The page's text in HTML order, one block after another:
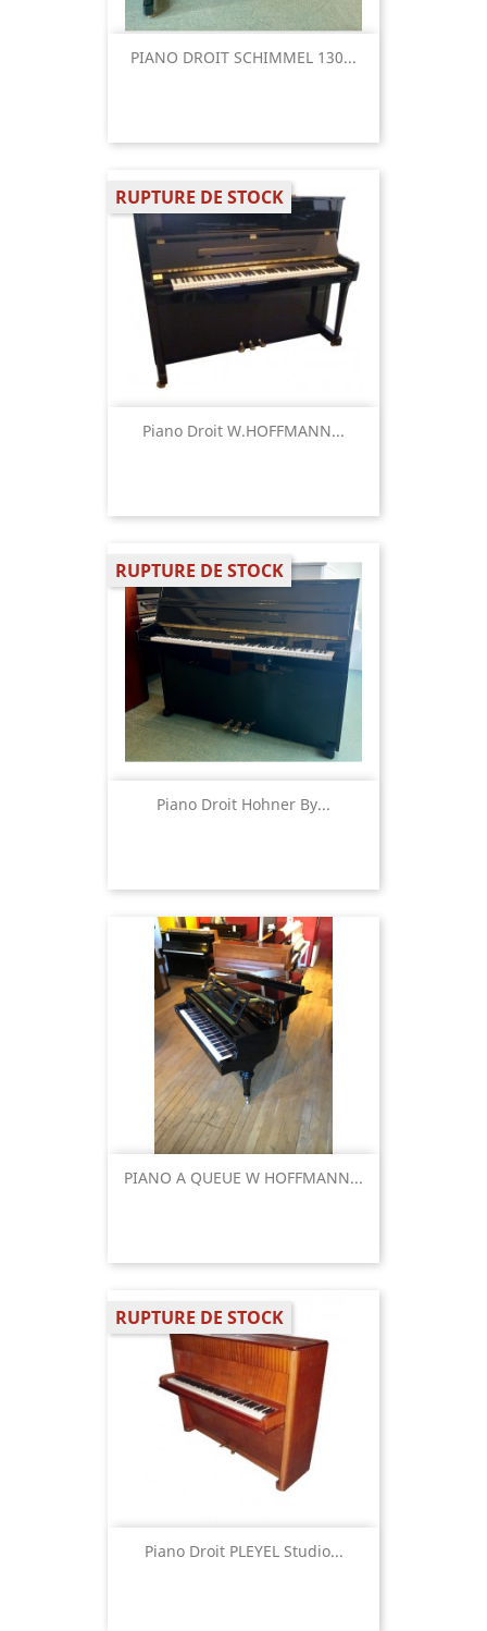
PIANO DROIT SCHIMMEL 130...
Piano Droit W.HOFFMANN...
RUPTURE DE STOCK
Piano Droit Hohner By...
RUPTURE DE STOCK
PIANO A QUEUE W HOFFMANN...
Piano Droit PLEYEL Studio...
RUPTURE DE STOCK